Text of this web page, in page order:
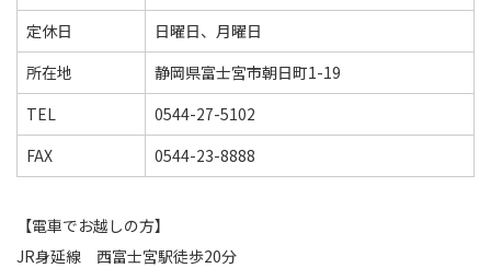
定休日
日曜日、月曜日
所在地
静岡県富士宮市朝日町1-19
TEL
0544-27-5102
FAX
0544-23-8888
【電車でお越しの方】
JR身延線 西富士宮駅徒歩20分